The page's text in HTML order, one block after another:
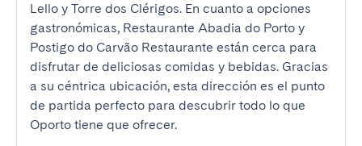
Lello y Torre dos Clérigos. En cuanto a opciones
gastronómicas, Restaurante Abadia do Porto y
Postigo do Carvão Restaurante están cerca para
disfrutar de deliciosas comidas y bebidas. Gracias
a su céntrica ubicación, esta dirección es el punto
de partida perfecto para descubrir todo lo que
Oporto tiene que ofrecer.